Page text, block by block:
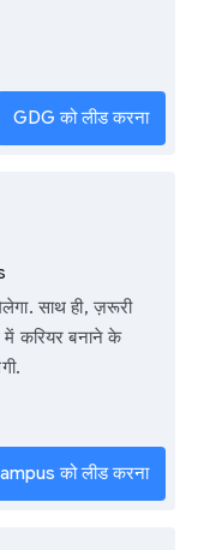
GDG को लीड करना
साथ ही, ज़रूरी
करियर बनाने के
को लीड करना